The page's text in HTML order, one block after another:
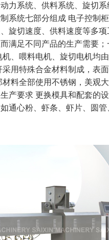
力系统、供料系统、旋切系
系统七部分组成 电子控制
旋切速度、供料速度等多
满足不同产品的生产需要；
机、喂料电机、旋切电机均
用特殊合金材料制成，表面
料全部使用不锈钢，美观
产要求 更换模具和配套的
通心粉、虾条、虾片、圆管